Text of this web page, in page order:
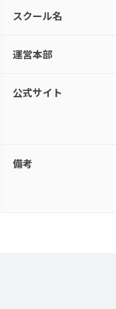
スクール名
運営本部
公式サイト
備考